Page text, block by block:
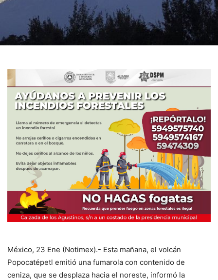
México, 23 Ene (Notimex).- Esta mañana, el volcán
Popocatépetl emitió una fumarola con contenido de
ceniza, que se desplaza hacia el noreste, informó la